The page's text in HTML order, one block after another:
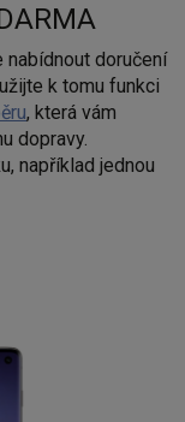
nabídnout doručení
k tomu funkci
, která vám
dopravy.
například jednou